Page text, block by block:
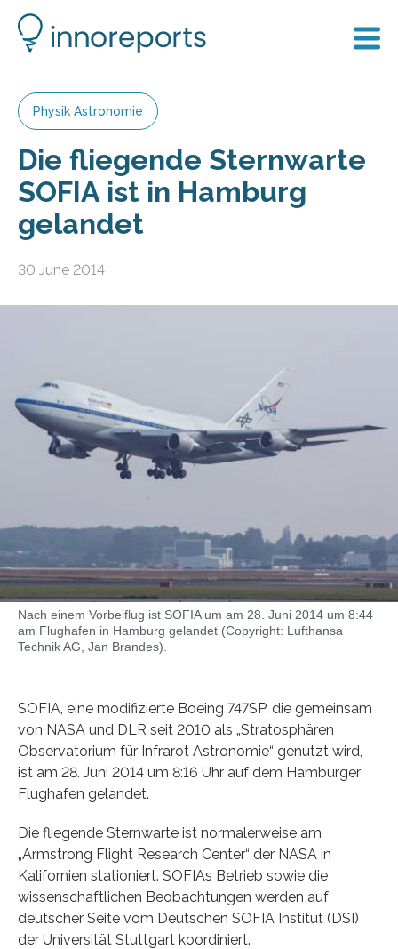
Physik Astronomie
Die fliegende Sternwarte
SOFIA ist in Hamburg
gelandet
30 June 2014
Nach einem Vorbeiflug ist SOFIA um am 28. Juni 2014 um 8:44
am Flughafen in Hamburg gelandet (Copyright: Lufthansa
Technik AG, Jan Brandes).
SOFIA, eine modifizierte Boeing 747SP, die gemeinsam
von NASA und DLR seit 2010 als „Stratosphären
Observatorium für Infrarot Astronomie“ genutzt wird,
ist am 28. Juni 2014 um 8:16 Uhr auf dem Hamburger
Flughafen gelandet.
Die fliegende Sternwarte ist normalerweise am
„Armstrong Flight Research Center“ der NASA in
Kalifornien stationiert. SOFIAs Betrieb sowie die
wissenschaftlichen Beobachtungen werden auf
deutscher Seite vom Deutschen SOFIA Institut (DSI)
der Universität Stuttgart koordiniert.